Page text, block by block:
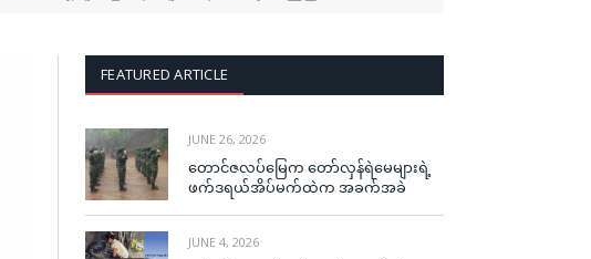
FEATURED ARTICLE
JUNE 26, 2026
တောင်ဇလပ်မြေက တော်လှန်ရဲမေများရဲ့
ဖက်ဒရယ်အိပ်မက်ထဲက အခက်အခဲ
JUNE 4, 2026